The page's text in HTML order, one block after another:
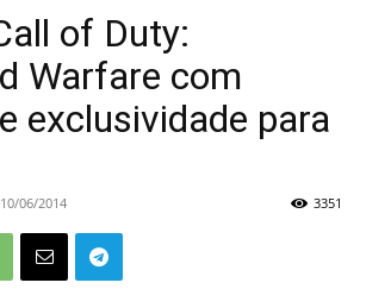
of Duty:
Warfare com
exclusividade para
10/06/2014 3351